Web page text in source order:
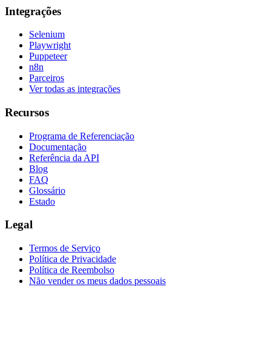
Integrações
Selenium
Playwright
Puppeteer
n8n
Parceiros
Ver todas as integrações
Recursos
Programa de Referenciação
Documentação
Referência da API
Blog
FAQ
Glossário
Estado
Legal
Termos de Serviço
Política de Privacidade
Política de Reembolso
Não vender os meus dados pessoais